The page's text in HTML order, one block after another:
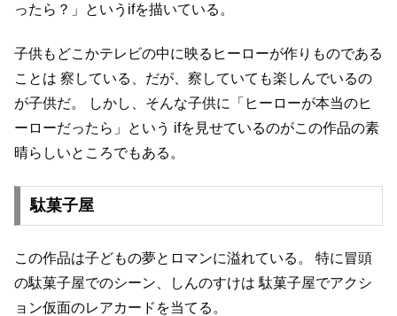
ったら？」というifを描いている。
子供もどこかテレビの中に映るヒーローが作りものである
ことは 察している、だが、察していても楽しんでいるの
が子供だ。
しかし、そんな子供に「ヒーローが本当のヒ
ーローだったら」という ifを見せているのがこの作品の素
晴らしいところでもある。
駄菓子屋
この作品は子どもの夢とロマンに溢れている。
特に冒頭
の駄菓子屋でのシーン、しんのすけは 駄菓子屋でアクシ
ョン仮面のレアカードを当てる。